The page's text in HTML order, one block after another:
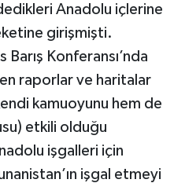
Anadolu içlerine
girişmişti.
Konferansı’nda
raporlar ve haritalar
kamuoyunu hem de
etkili olduğu
işgalleri için
işgal etmeyi